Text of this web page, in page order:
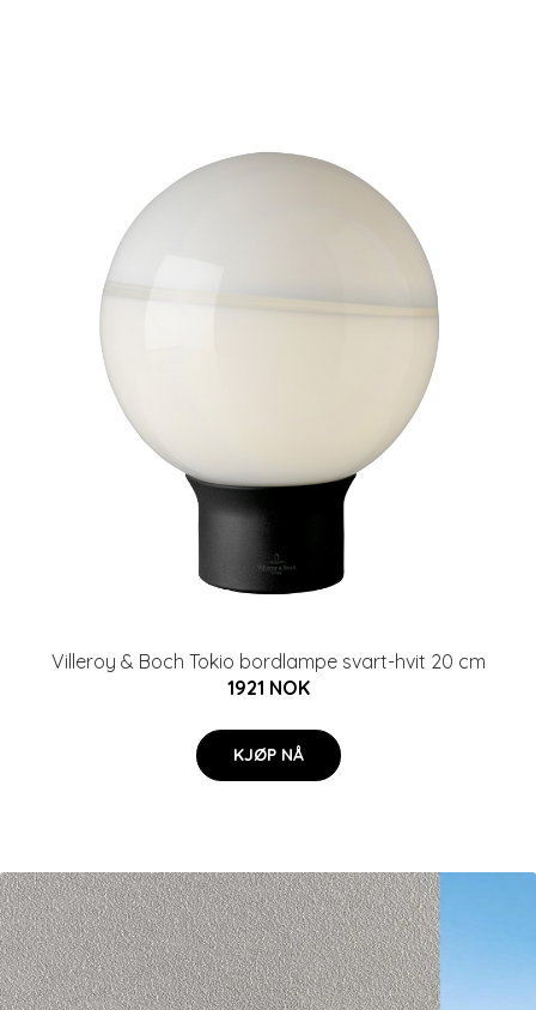
Villeroy & Boch Tokio bordlampe svart-hvit 20 cm
1921 NOK
KJØP NÅ